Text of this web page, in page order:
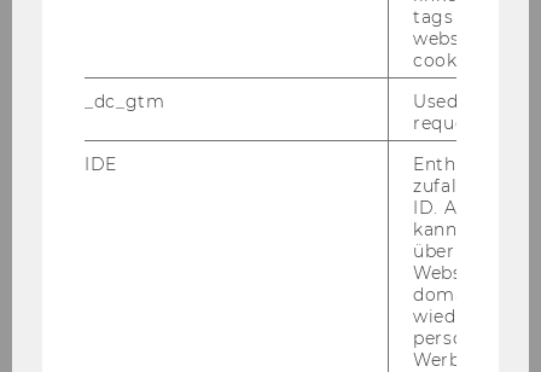
Applications can be submitted online until
Please apply on our homepage <link https:
www.wu.ac.at en careers careers-at-wu current-
- A cover letter describing your motivation,
research interests & relevant experience
- Detailed curriculum vitae in tabular form
tags on the
website read
cookie.
_dc_gtm
Used to
request rate.
IDE
Enthält eine
ID. Anhand
kann Google
über
Websites
Werbung